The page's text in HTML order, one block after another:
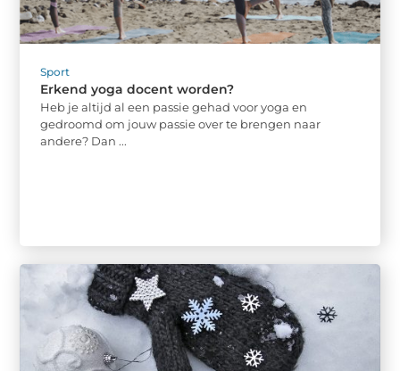
Sport
Erkend yoga docent worden?
Heb je altijd al een passie gehad voor yoga en
gedroomd om jouw passie over te brengen naar
andere? Dan ...